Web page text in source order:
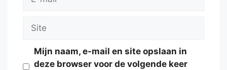
Site
Mijn naam, e-mail en site opslaan in
deze browser voor de volgende keer